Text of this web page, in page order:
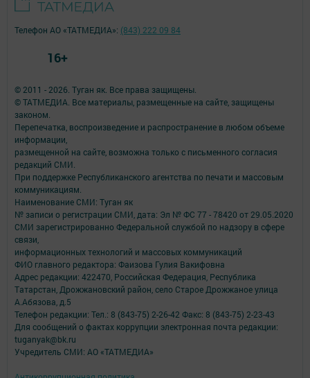
© 2011 - 2026. Туган як. Все права защищены.
© ТАТМЕДИА. Все материалы, размещенные на сайте, защищены
законом.
Перепечатка, воспроизведение и распространение в любом объеме
информации,
размещенной на сайте, возможна только с письменного согласия
редакций СМИ.
При поддержке Республиканского агентства по печати и массовым
коммуникациям.
Наименование СМИ: Туган як
№ записи о регистрации СМИ, дата: Эл № ФС 77 - 78420 от 29.05.2020
СМИ зарегистрированно Федеральной службой по надзору в сфере
связи,
информационных технологий и массовых коммуникаций
ФИО главного редактора: Фаизова Гулия Вакифовна
Адрес редакции: 422470, Российская Федерация, Республика
Татарстан, Дрожжановский район, село Старое Дрожжаное улица
А.Абязова, д.5
Телефон редакции: Тел.: 8 (843-75) 2-26-42 Факс: 8 (843-75) 2-23-43
Для сообщений о фактах коррупции электронная почта редакции:
tuganyak@bk.ru
Учредитель СМИ: АО «ТАТМЕДИА»
Телефон АО «ТАТМЕДИА»: (843) 222 09 84
16+